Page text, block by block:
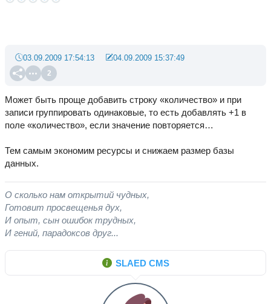
2
03.09.2009 17:54:13 04.09.2009 15:37:49
Может быть проще добавить строку «количество» и при
записи группировать одинаковые, то есть добавлять +1 в
поле «количество», если значение повторяется…
Тем самым экономим ресурсы и снижаем размер базы
данных.
О сколько нам открытий чудных,
Готовит просвещенья дух,
И опыт, сын ошибок трудных,
И гений, парадоксов друг...
SLAED CMS